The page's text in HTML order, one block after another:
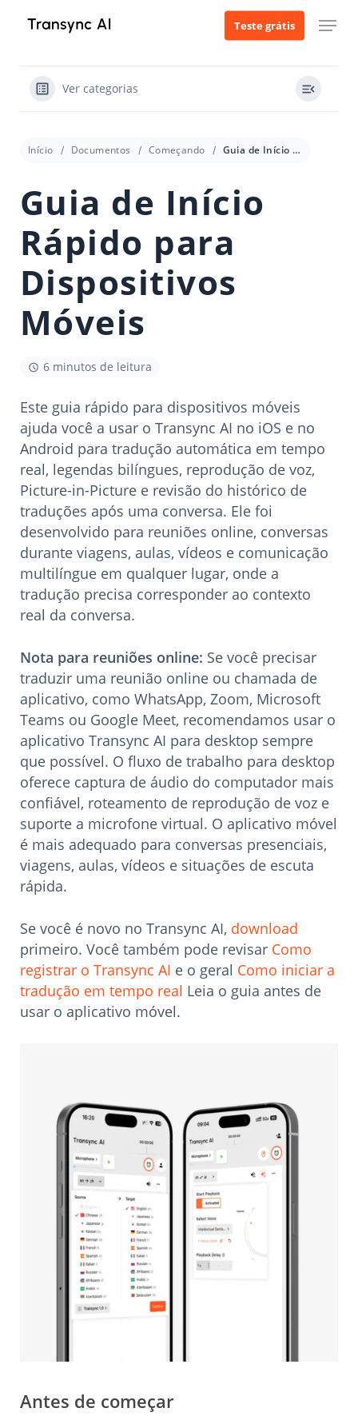
principal
Teste grátis Menu
Ver categorias
Início Documentos Começando Guia de Início Rápido para Dispositivos Móveis
Guia de Início
Rápido para
Dispositivos
Móveis
6 minutos de leitura
Este guia rápido para dispositivos móveis
ajuda você a usar o Transync AI no iOS e no
Android para tradução automática em tempo
real, legendas bilíngues, reprodução de voz,
Picture-in-Picture e revisão do histórico de
traduções após uma conversa. Ele foi
desenvolvido para reuniões online, conversas
durante viagens, aulas, vídeos e comunicação
multilíngue em qualquer lugar, onde a
tradução precisa corresponder ao contexto
real da conversa.
Nota para reuniões online: Se você precisar
traduzir uma reunião online ou chamada de
aplicativo, como WhatsApp, Zoom, Microsoft
Teams ou Google Meet, recomendamos usar o
aplicativo Transync AI para desktop sempre
que possível. O fluxo de trabalho para desktop
oferece captura de áudio do computador mais
confiável, roteamento de reprodução de voz e
suporte a microfone virtual. O aplicativo móvel
é mais adequado para conversas presenciais,
viagens, aulas, vídeos e situações de escuta
rápida.
Se você é novo no Transync AI, download
primeiro. Você também pode revisar Como
registrar o Transync AI e o geral Como iniciar a
tradução em tempo real Leia o guia antes de
usar o aplicativo móvel.
Antes de começar